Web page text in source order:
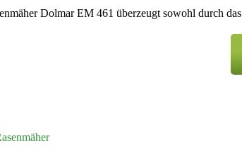
Dolmar EM 461 überzeugt sowohl durch das